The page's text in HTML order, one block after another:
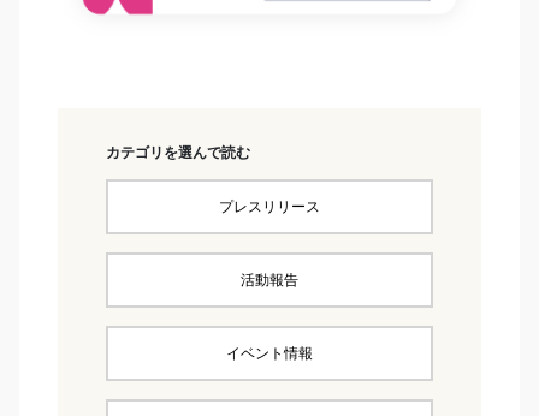
カテゴリを選んで読む
プレスリリース
活動報告
イベント情報